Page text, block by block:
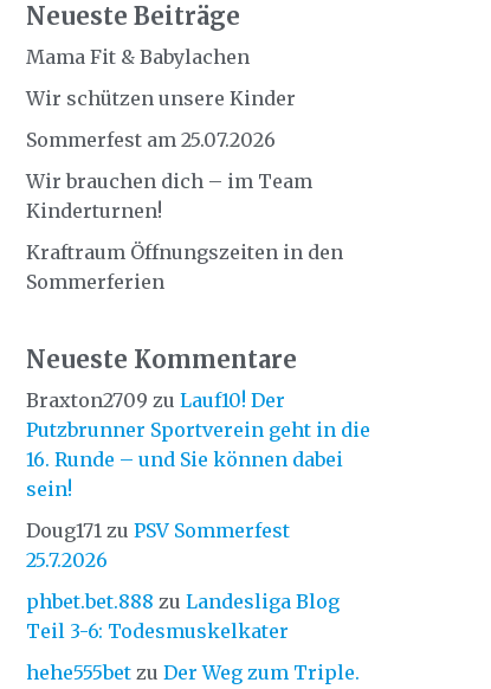
Neueste Beiträge
Mama Fit & Babylachen
Wir schützen unsere Kinder
Sommerfest am 25.07.2026
Wir brauchen dich – im Team
Kinderturnen!
Kraftraum Öffnungszeiten in den
Sommerferien
Neueste Kommentare
Braxton2709 zu Lauf10! Der
Putzbrunner Sportverein geht in die
16. Runde – und Sie können dabei
sein!
Doug171 zu PSV Sommerfest
25.7.2026
phbet.bet.888 zu Landesliga Blog
Teil 3-6: Todesmuskelkater
hehe555bet zu Der Weg zum Triple.